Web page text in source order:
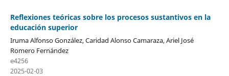
Reflexiones teóricas sobre los procesos sustantivos en la
educación superior
Iruma Alfonso González, Caridad Alonso Camaraza, Ariel José
Romero Fernández
e4256
2025-02-03